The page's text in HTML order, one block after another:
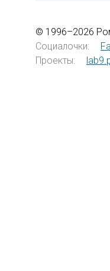
© 1996–2026
Социалочки:
Проекты: